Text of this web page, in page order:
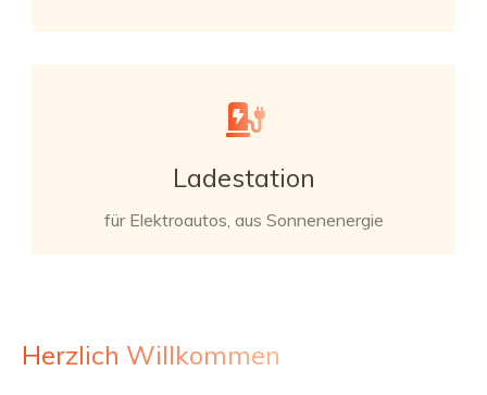
Ladestation
für Elektroautos, aus Sonnenenergie
Herzlich Willkommen